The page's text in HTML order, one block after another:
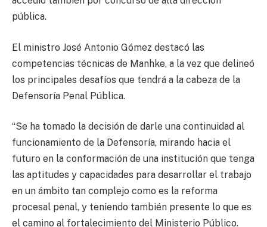
pública.
El ministro José Antonio Gómez destacó las
competencias técnicas de Manhke, a la vez que delineó
los principales desafíos que tendrá a la cabeza de la
Defensoría Penal Pública.
“Se ha tomado la decisión de darle una continuidad al
funcionamiento de la Defensoría, mirando hacia el
futuro en la conformación de una institución que tenga
las aptitudes y capacidades para desarrollar el trabajo
en un ámbito tan complejo como es la reforma
procesal penal, y teniendo también presente lo que es
el camino al fortalecimiento del Ministerio Público.